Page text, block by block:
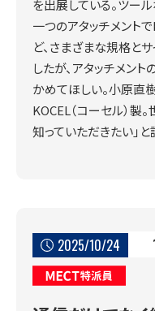
を出展している。ツー
一つのアタッチメント
ど、さまざまな規格と
したが、アタッチメン
かめてほしい。小原直
KOCEL（コーセル）製
知っていただきたい」と
2025/10/24
MECT特派員